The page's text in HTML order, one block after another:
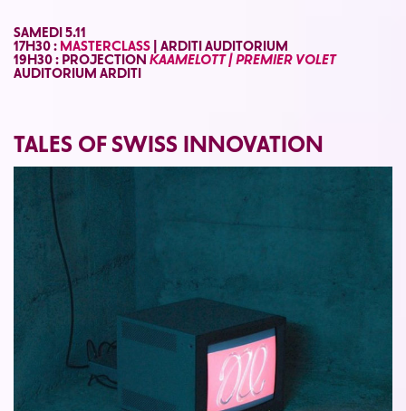
SAMEDI 5.11
17H30 : MASTERCLASS
ARDITI AUDITORIUM
19H30 : PROJECTION KAAMELOTT | PREMIER VOLET
AUDITORIUM ARDITI
TALES OF SWISS INNOVATION